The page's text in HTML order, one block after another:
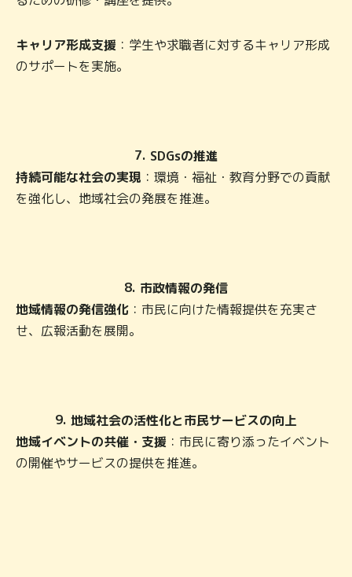
キャリア形成支援 ：学生や求職者に対するキャリア形成
のサポートを実施。
7. SDGsの推進
持続可能な社会の実現 ：環境・福祉・教育分野での貢献
を強化し、地域社会の発展を推進。
8. 市政情報の発信
地域情報の発信強化 ：市民に向けた情報提供を充実さ
せ、広報活動を展開。
9. 地域社会の活性化と市民サービスの向上
地域イベントの共催・支援 ：市民に寄り添ったイベント
の開催やサービスの提供を推進。